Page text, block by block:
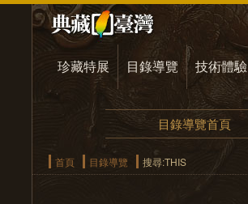
珍藏特展 目錄導覽 技術體驗
目錄導覽首頁
首頁 目錄導覽 搜尋:THIS